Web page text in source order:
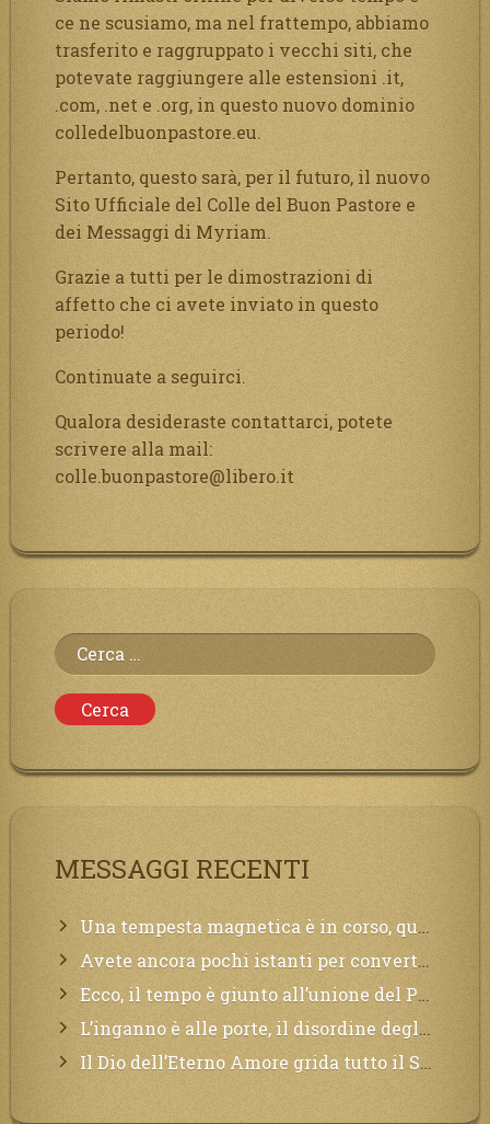
ce ne scusiamo, ma nel frattempo, abbiamo
trasferito e raggruppato i vecchi siti, che
potevate raggiungere alle estensioni .it,
.com, .net e .org, in questo nuovo dominio
colledelbuonpastore.eu.
Pertanto, questo sarà, per il futuro, il nuovo
Sito Ufficiale del Colle del Buon Pastore e
dei Messaggi di Myriam.
Grazie a tutti per le dimostrazioni di
affetto che ci avete inviato in questo
periodo!
Continuate a seguirci.
Qualora desideraste contattarci, potete
scrivere alla mail:
colle.buonpastore@libero.it
Ricerca
per:
MESSAGGI RECENTI
Una tempesta magnetica è in corso, questa generazione patirà. Il black out non tarderà ad arrivare e tutta la Terra sarà oscurata.
Avete ancora pochi istanti per convertirvi, non perdete tempo, la sciagura arriverà all’improvviso e per chi non si sarà preparato saranno dolori.
Ecco, il tempo è giunto all’unione del Padre con il figlio, non avete che da attendere pochissimo.
L’inganno è alle porte, il disordine degli ordinati urlerà perdono, ma sarà troppo tardi, il tradimento è stato grande!
Il Dio dell’Eterno Amore grida tutto il Suo bene per i Suoi,richiama a Sé i lontani, affinché si pentano e tornino a Lui: